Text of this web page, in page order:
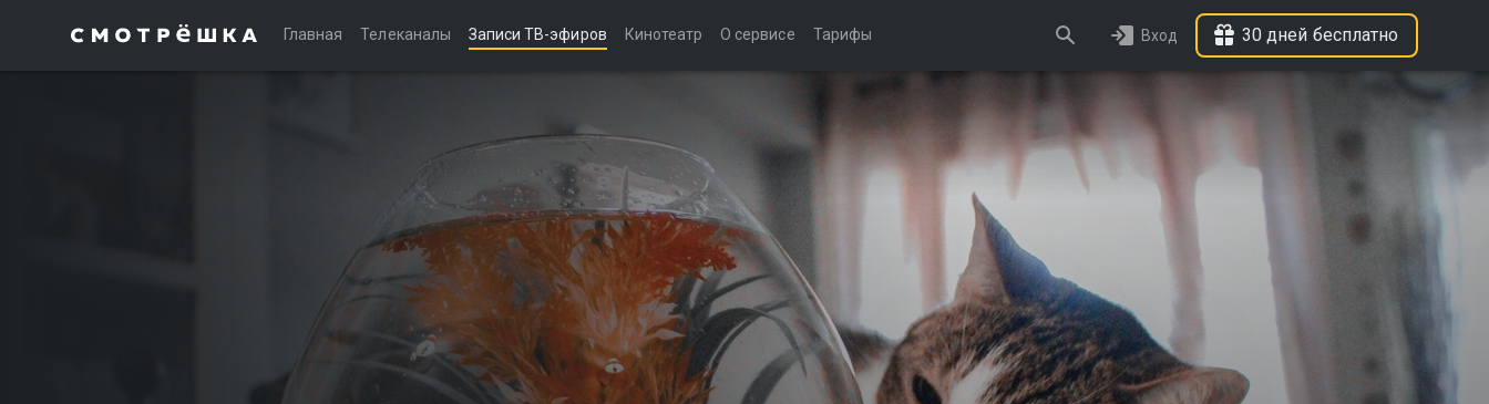
Главная Телеканалы Записи ТВ-эфиров Кинотеатр О сервисе Тарифы Вход 30 дней бесплатно